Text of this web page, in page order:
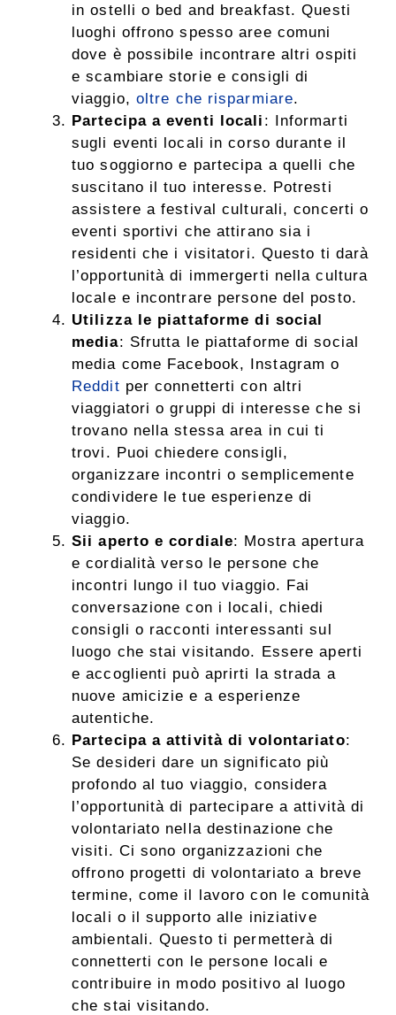
in ostelli o bed and breakfast. Questi
luoghi offrono spesso aree comuni
dove è possibile incontrare altri ospiti
e scambiare storie e consigli di
viaggio, oltre che risparmiare.
Partecipa a eventi locali : Informarti
sugli eventi locali in corso durante il
tuo soggiorno e partecipa a quelli che
suscitano il tuo interesse. Potresti
assistere a festival culturali, concerti o
eventi sportivi che attirano sia i
residenti che i visitatori. Questo ti darà
l’opportunità di immergerti nella cultura
locale e incontrare persone del posto.
Utilizza le piattaforme di social
media: Sfrutta le piattaforme di social
media come Facebook, Instagram o
Reddit per connetterti con altri
viaggiatori o gruppi di interesse che si
trovano nella stessa area in cui ti
trovi. Puoi chiedere consigli,
organizzare incontri o semplicemente
condividere le tue esperienze di
viaggio.
Sii aperto e cordiale: Mostra apertura
e cordialità verso le persone che
incontri lungo il tuo viaggio. Fai
conversazione con i locali, chiedi
consigli o racconti interessanti sul
luogo che stai visitando. Essere aperti
e accoglienti può aprirti la strada a
nuove amicizie e a esperienze
autentiche.
Partecipa a attività di volontariato:
Se desideri dare un significato più
profondo al tuo viaggio, considera
l’opportunità di partecipare a attività di
volontariato nella destinazione che
visiti. Ci sono organizzazioni che
offrono progetti di volontariato a breve
termine, come il lavoro con le comunità
locali o il supporto alle iniziative
ambientali. Questo ti permetterà di
connetterti con le persone locali e
contribuire in modo positivo al luogo
che stai visitando.